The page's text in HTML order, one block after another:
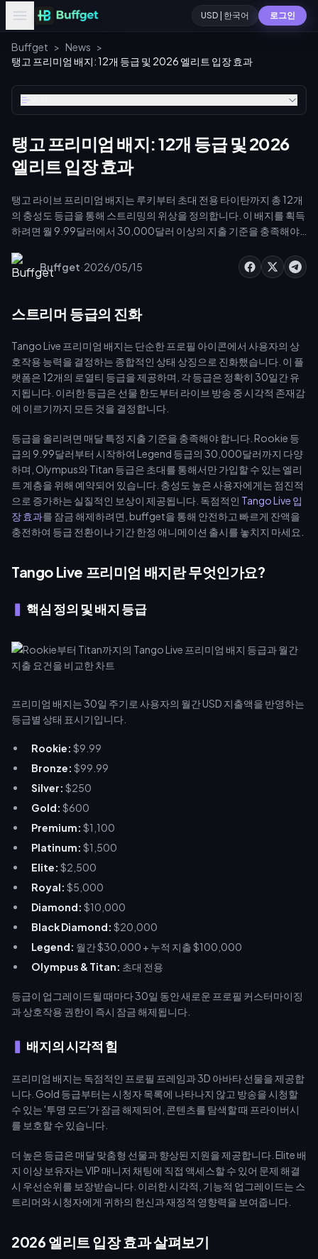
USD | 한국어 로그인
Buffget > News >
탱고 프리미엄 배지: 12개 등급 및 2026 엘리트 입장 효과
탱고 프리미엄 배지: 12개 등급 및 2026
엘리트 입장 효과
탱고 라이브 프리미엄 배지는 루키부터 초대 전용 타이탄까지 총 12개
의 충성도 등급을 통해 스트리밍의 위상을 정의합니다. 이 배지를 획득
하려면 월 9.99달러에서 30,000달러 이상의 지출 기준을 충족해야
를 잠금 해제할 수 있습니다. 최소 500 다이아몬드 잔액을 유지하고
안전한 코인 충전 기능을 활용하면 스트림 가시성과 시청자 참여도를
Buffget·2026/05/15
스트리머 등급의 진화
Tango Live 프리미엄 배지는 단순한 프로필 아이콘에서 사용자의 상
호작용 능력을 결정하는 종합적인 상태 상징으로 진화했습니다. 이 플
랫폼은 12개의 로열티 등급을 제공하며, 각 등급은 정확히 30일간 유
지됩니다. 이러한 등급은 선물 한도부터 라이브 방송 중 시각적 존재감
에 이르기까지 모든 것을 결정합니다.
등급을 올리려면 매달 특정 지출 기준을 충족해야 합니다. Rookie 등
급의 9.99달러부터 시작하여 Legend 등급의 30,000달러까지 다양
하며, Olympus와 Titan 등급은 초대를 통해서만 가입할 수 있는 엘리
트 계층을 위해 예약되어 있습니다. 충성도 높은 사용자에게는 점진적
으로 증가하는 실질적인 보상이 제공됩니다. 독점적인 Tango Live 입
장 효과를 잠금 해제하려면, buffget을 통해 안전하고 빠르게 잔액을
충전하여 등급 전환이나 기간 한정 애니메이션 출시를 놓치지 마세요.
Tango Live 프리미엄 배지란 무엇인가요?
핵심 정의 및 배지 등급
프리미엄 배지는 30일 주기로 사용자의 월간 USD 지출액을 반영하는
등급별 상태 표시기입니다.
Rookie: $9.99
Bronze: $99.99
Silver: $250
Gold: $600
Premium: $1,100
Platinum: $1,500
Elite: $2,500
Royal: $5,000
Diamond: $10,000
Black Diamond: $20,000
Legend: 월간 $30,000 + 누적 지출 $100,000
Olympus & Titan: 초대 전용
등급이 업그레이드될 때마다 30일 동안 새로운 프로필 커스터마이징
과 상호작용 권한이 즉시 잠금 해제됩니다.
배지의 시각적 힘
프리미엄 배지는 독점적인 프로필 프레임과 3D 아바타 선물을 제공합
니다. Gold 등급부터는 시청자 목록에 나타나지 않고 방송을 시청할
수 있는 '투명 모드'가 잠금 해제되어, 콘텐츠를 탐색할 때 프라이버시
를 보호할 수 있습니다.
더 높은 등급은 매달 맞춤형 선물과 향상된 지원을 제공합니다. Elite 배
지 이상 보유자는 VIP 매니저 채팅에 직접 액세스할 수 있어 문제 해결
시 우선순위를 보장받습니다. 이러한 시각적, 기능적 업그레이드는 스
트리머와 시청자에게 귀하의 헌신과 재정적 영향력을 보여줍니다.
2026 엘리트 입장 효과 살펴보기